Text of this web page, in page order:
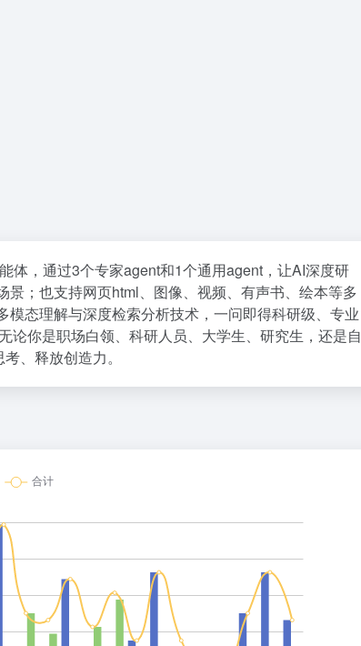
体，通过3个专家agent和1个通用agent，让AI深度研
；也支持网页html、图像、视频、有声书、绘本等多
态理解与深度检索分析技术，一问即得科研级、专业
你是职场白领、科研人员、大学生、研究生，还是自
、释放创造力。